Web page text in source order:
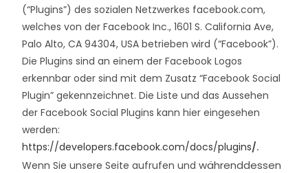
(“Plugins”) des sozialen Netzwerkes facebook.com,
welches von der Facebook Inc., 1601 S. California Ave,
Palo Alto, CA 94304, USA betrieben wird (“Facebook”).
Die Plugins sind an einem der Facebook Logos
erkennbar oder sind mit dem Zusatz “Facebook Social
Plugin” gekennzeichnet. Die Liste und das Aussehen
der Facebook Social Plugins kann hier eingesehen
werden:
https://developers.facebook.com/docs/plugins/.
Wenn Sie unsere Seite aufrufen undwährenddessen